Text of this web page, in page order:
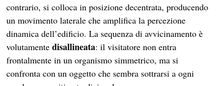
contrario, si colloca in posizione decentrata, producendo
un movimento laterale che amplifica la percezione
dinamica dell’edificio. La sequenza di avvicinamento è
volutamentedisallineata: il visitatore non entra
frontalmente in un organismo simmetrico, ma si
confronta con un oggetto che sembra sottrarsi a ogni